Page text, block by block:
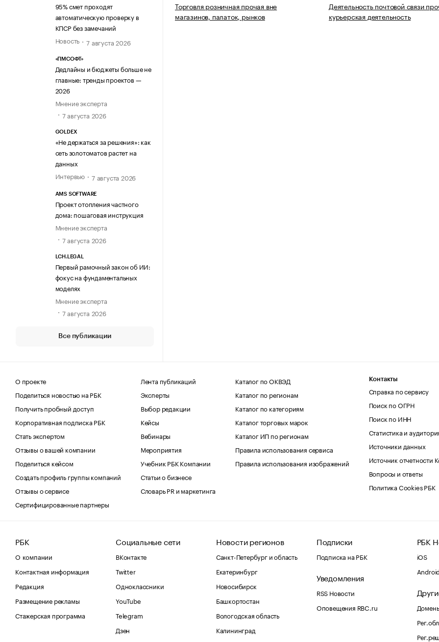
95% смет проходят
автоматическую проверку в
КПСР без замечаний
Новость
7 августа 2026
«ПМСОФТ»
Дедлайны и бюджеты больше не
главные: тренды проектов —
2026
Мнение эксперта
7 августа 2026
GOLDEX
«Не держаться за решения»: как
сеть золотоматов растет на
данных
Интервью
7 августа 2026
AMS SOFTWARE
Проект отопления частного
дома: пошаговая инструкция
Мнение эксперта
7 августа 2026
LCH.LEGAL
Первый рамочный закон об ИИ:
фокус на фундаментальных
моделях
Мнение эксперта
7 августа 2026
Все публикации
Торговля розничная прочая вне
магазинов, палаток, рынков
Деятельность почтовой связи
курьерская деятельность
О проекте
Поделиться новостью на РБК
Получить пробный доступ
Корпоративная подписка РБК
Стать экспертом
Отзывы о вашей компании
Поделиться кейсом
Создать профиль группы компаний
Отзывы о сервисе
Сертифицированные партнеры
Лента публикаций
Эксперты
Выбор редакции
Кейсы
Вебинары
Мероприятия
Учебник РБК Компании
Статьи о бизнесе
Словарь PR и маркетинга
Каталог по ОКВЭД
Каталог по регионам
Каталог по категориям
Каталог торговых марок
Каталог ИП по регионам
Правила использования сервиса
Правила использования изображений
Контакты
Справка по сервису
Поиск по ОГРН
Поиск по ИНН
Статистика и
Источники данных
Источник отчетности
Вопросы и ответы
Политика Cookies РБК
РБК
О компании
Контактная информация
Редакция
Размещение рекламы
Стажерская программа
Социальные сети
ВКонтакте
Twitter
Одноклассники
YouTube
Telegram
Дзен
Новости регионов
Санкт-Петербург и область
Екатеринбург
Новосибирск
Башкортостан
Вологодская область
Калининград
Подписки
Подписка на РБК
Уведомления
RSS Новости
Оповещения RBC.ru
РБК
iOS